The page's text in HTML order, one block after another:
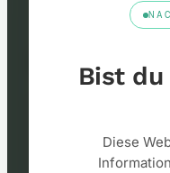
Bist du
Diese
Fragen?
Wir beantworten
können wir keine
Verfügbarkeit geben